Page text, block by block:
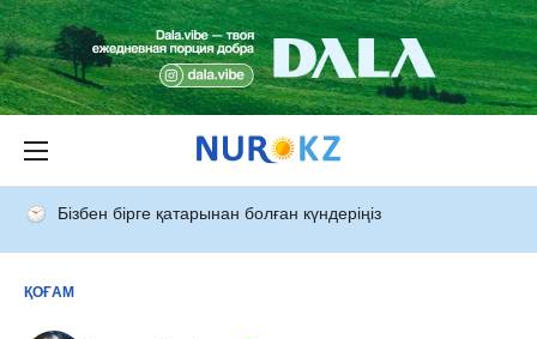
Бізбен бірге қатарынан болған күндеріңіз
ҚОҒАМ